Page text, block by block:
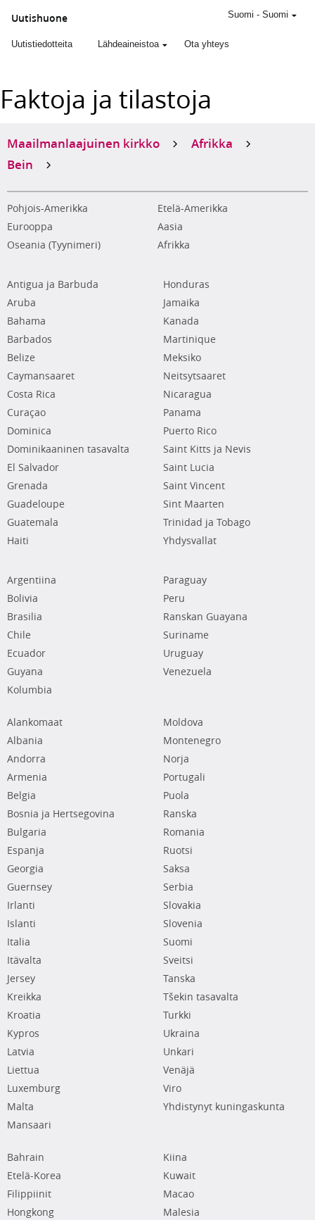
Uutishuone
Uutistiedotteita Lähdeaineistoa Ota yhteys
Suomi - Suomi
Faktoja ja tilastoja
Maailmanlaajuinen kirkko
Afrikka
Bein
Pohjois-Amerikka
Etelä-Amerikka
Eurooppa
Aasia
Oseania (Tyynimeri)
Afrikka
Antigua ja Barbuda
Aruba
Bahama
Barbados
Belize
Caymansaaret
Costa Rica
Curaçao
Dominica
Dominikaaninen tasavalta
El Salvador
Grenada
Guadeloupe
Guatemala
Haiti
Honduras
Jamaika
Kanada
Martinique
Meksiko
Neitsytsaaret
Nicaragua
Panama
Puerto Rico
Saint Kitts ja Nevis
Saint Lucia
Saint Vincent
Sint Maarten
Trinidad ja Tobago
Yhdysvallat
Argentiina
Bolivia
Brasilia
Chile
Ecuador
Guyana
Kolumbia
Paraguay
Peru
Ranskan Guayana
Suriname
Uruguay
Venezuela
Alankomaat
Albania
Andorra
Armenia
Belgia
Bosnia ja Hertsegovina
Bulgaria
Espanja
Georgia
Guernsey
Irlanti
Islanti
Italia
Itävalta
Jersey
Kreikka
Kroatia
Kypros
Latvia
Liettua
Luxemburg
Malta
Mansaari
Moldova
Montenegro
Norja
Portugali
Puola
Ranska
Romania
Ruotsi
Saksa
Serbia
Slovakia
Slovenia
Suomi
Sveitsi
Tanska
Tšekin tasavalta
Turkki
Ukraina
Unkari
Venäjä
Viro
Yhdistynyt kuningaskunta
Bahrain
Etelä-Korea
Filippiinit
Hongkong
Kiina
Kuwait
Macao
Malesia